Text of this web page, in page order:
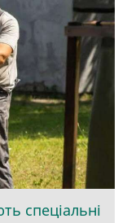
спеціальні